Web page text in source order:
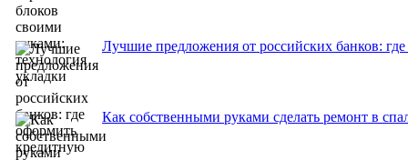
Лучшие предложения от российских банков:
Как собственными руками сделать ремонт в